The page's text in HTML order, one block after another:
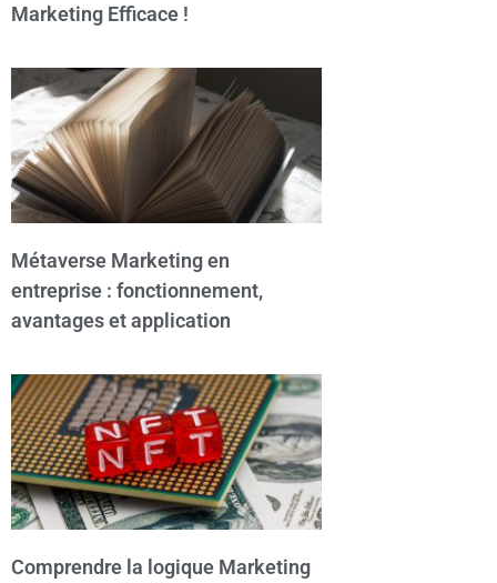
Marketing Efficace !
Métaverse Marketing en
entreprise : fonctionnement,
avantages et application
Comprendre la logique Marketing